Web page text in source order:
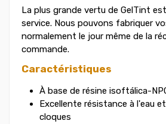
La plus grande vertu de GelTint
service. Nous pouvons fabriquer
normalement le jour même de la
commande.
Caractéristiques
À base de résine isoftálica-
Excellente résistance à l'eau
cloques